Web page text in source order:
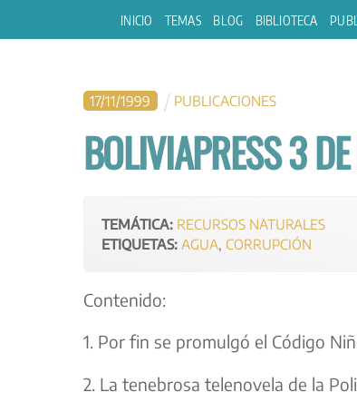
INICIO TEMAS BLOG BIBLIOTECA
17/11/1999 PUBLICACIONES
BOLIVIAPRESS 3
TEMÁTICA: RECURSOS NATURALES
ETIQUETAS: AGUA CORRUPCIÓN
Contenido:
1. Por fin se promulgó el Código
2. La tenebrosa telenovela de la